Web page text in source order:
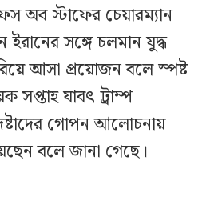
অব স্টাফের চেয়ারম্যান
সঙ্গে চলমান যুদ্ধ
আসা প্রয়োজন বলে স্পষ্ট
যাবৎ ট্রাম্প
গোপন আলোচনায়
বলে জানা গেছে।